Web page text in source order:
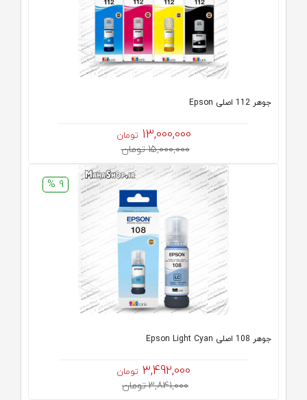
جوهر 112 اصلی Epson
13,000,000 تومان
15,000,000 تومان
9 %
جوهر 108 اصلی Epson Light Cyan
3,492,000 تومان
3,841,000 تومان